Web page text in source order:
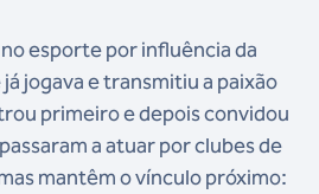
esporte por influência da
jogava e transmitiu a paixão
primeiro e depois convidou
a atuar por clubes de
mantêm o vínculo próximo: